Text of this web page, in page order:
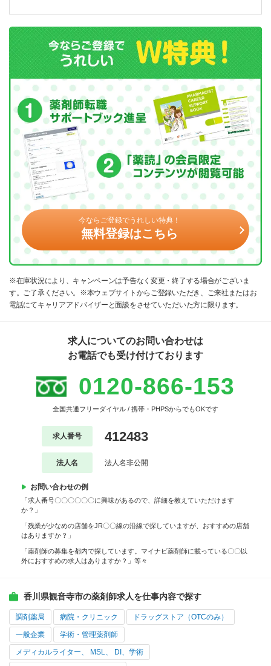
今ならご登録でうれしい特典！
無料登録はこちら
※在庫状況により、キャンペーンは予告なく変更・終了する場合がございま
す。ご了承ください。※本ウェブサイトからご登録いただき、ご来社またはお
電話にてキャリアアドバイザーと面談をさせていただいた方に限ります。
求人についてのお問い合わせは
お電話でも受け付けております
0120-866-153
全国共通フリーダイヤル / 携帯・PHPSからでもOKです
求人番号 412483
法人名 法人名非公開
お問い合わせの例
「求人番号〇〇〇〇〇〇に興味があるので、詳細を教えていただけます
か？」
「残業が少なめの店舗をJR〇〇線の沿線で探していますが、おすすめの店舗
はありますか？」
「薬剤師の募集を都内で探しています。マイナビ薬剤師に載っている〇〇以
外におすすめの求人はありますか？」等々
香川県観音寺市の薬剤師求人を仕事内容で探す
調剤薬局 病院・クリニック ドラッグストア（OTCのみ）
一般企業 学術・管理薬剤師
メディカルライター、 MSL、 DI、学術